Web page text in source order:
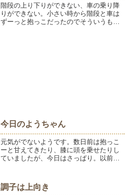
階段の上り下りができない、車の乗り降
りができない。小さい時から階段と車は
ずーっと抱っこだったのでそういうもの
今日のようちゃん
元気がでないようです。数日前は抱っこ
ーと甘えてきたり、膝に頭を乗せたりし
ていましたが、今日はさっぱり。以前は
アクション。アザラシにもあまり興味を
示さないのでひゅうの服...
調子は上向き